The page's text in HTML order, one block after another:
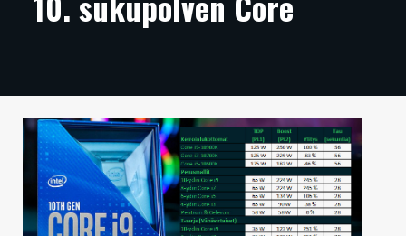
ARTIKKELIT
TECHBBS
TIETOA
HINTA.FI
KAUPPA